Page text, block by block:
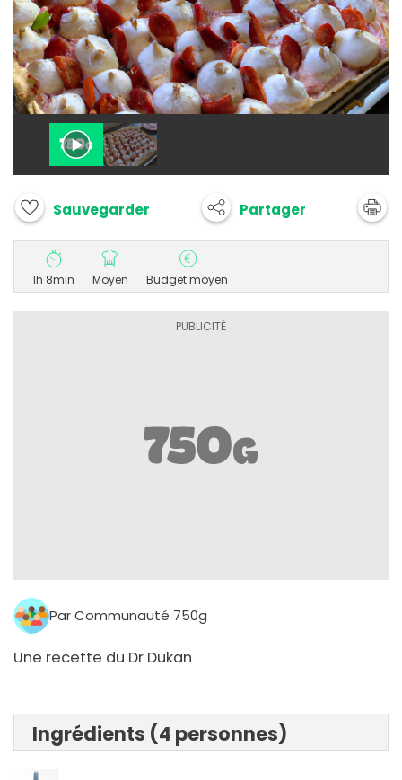
Sauvegarder Partager
1h 8min Moyen Budget moyen
Par Communauté 750g
Une recette du Dr Dukan
Ingrédients (4 personnes)